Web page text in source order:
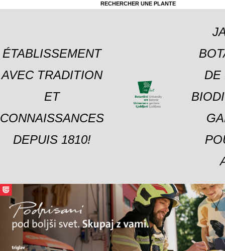
RECHERCHER UNE PLANTE
ÉTABLISSEMENT
AVEC TRADITION
ET
CONNAISSANCES
DEPUIS 1810!
DE